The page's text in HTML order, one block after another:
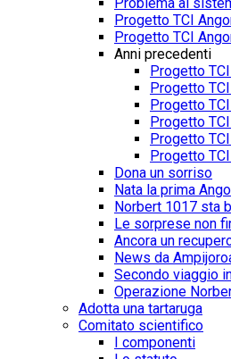
Progetto TCI
Progetto TCI
Anni precedenti
Progetto
Progetto
Progetto
Progetto
Progetto
Progetto
Dona un sorriso
Nata la prima
Norbert 1017 sta
Le sorprese non
Ancora un
News da
Secondo viaggio
Operazione
Adotta una tartaruga
Comitato scientifico
I componenti